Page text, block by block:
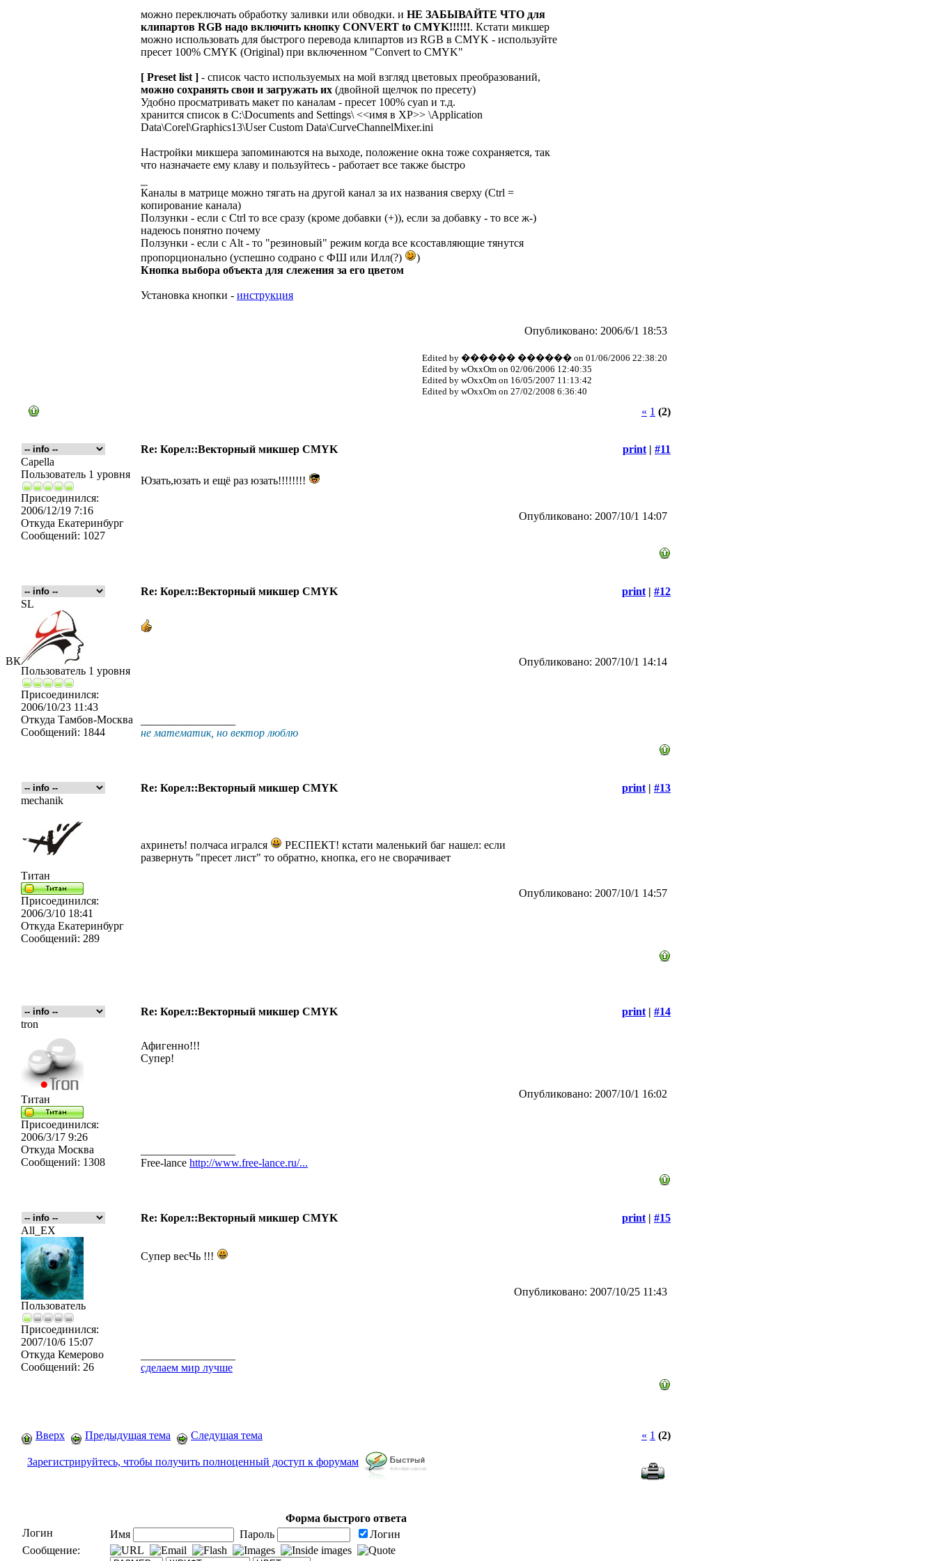
ВК
можно переключать обработку заливки или обводки. и НЕ ЗАБЫВАЙТЕ ЧТО для
клипартов RGB надо включить кнопку CONVERT to CMYK!!!!!!. Кстати микшер
можно использовать для быстрого перевода клипартов из RGB в CMYK - используйте
пресет 100% CMYK (Original) при включенном "Convert to CMYK"
[ Preset list ] - список часто используемых на мой взгляд цветовых преобразований,
можно сохранять свои и загружать их (двойной щелчок по пресету)
Удобно просматривать макет по каналам - пресет 100% cyan и т.д.
хранится список в C:\Documents and Settings\ <<имя в ХР>> \Application
Data\Corel\Graphics13\User Custom Data\CurveChannelMixer.ini
Настройки микшера запоминаются на выходе, положение окна тоже сохраняется, так
что назначаете ему клаву и пользуйтесь - работает все также быстро
НОВОЕ:
Каналы в матрице можно тягать на другой канал за их названия сверху (Ctrl =
копирование канала)
Ползунки - если с Ctrl то все сразу (кроме добавки (+)), если за добавку - то все ж-)
надеюсь понятно почему
Ползунки - если с Alt - то "резиновый" режим когда все ксоставляющие тянутся
пропорционально (успешно содрано с ФШ или Илл(?)
)
Кнопка выбора объекта для слежения за его цветом
Установка кнопки - инструкция
Опубликовано: 2006/6/1 18:53
Edited by ������ ������ on 01/06/2006 22:38:20
Edited by wOxxOm on 02/06/2006 12:40:35
Edited by wOxxOm on 16/05/2007 11:13:42
Edited by wOxxOm on 27/02/2008 6:36:40
« 1 (2)
Re: Корел::Векторный микшер CMYK print | #11
Capella
Пользователь 1 уровня
Присоединился:
2006/12/19 7:16
Откуда Екатеринбург
Сообщений: 1027
Юзать,юзать и ещё раз юзать!!!!!!!!
Опубликовано: 2007/10/1 14:07
Re: Корел::Векторный микшер CMYK print | #12
SL
Пользователь 1 уровня
Присоединился:
2006/10/23 11:43
Откуда Тамбов-Москва
Сообщений: 1844
Опубликовано: 2007/10/1 14:14
не математик, но вектор люблю
Re: Корел::Векторный микшер CMYK print | #13
mechanik
Титан
Присоединился:
2006/3/10 18:41
Откуда Екатеринбург
Сообщений: 289
ахринеть! полчаса игрался
РЕСПЕКТ! кстати маленький баг нашел: если
развернуть "пресет лист" то обратно, кнопка, его не сворачивает
Опубликовано: 2007/10/1 14:57
Re: Корел::Векторный микшер CMYK print | #14
tron
Титан
Присоединился:
2006/3/17 9:26
Откуда Москва
Сообщений: 1308
Афигенно!!!
Супер!
Опубликовано: 2007/10/1 16:02
Free-lance http://www.free-lance.ru/...
Re: Корел::Векторный микшер CMYK print | #15
All_EX
Пользователь
Присоединился:
2007/10/6 15:07
Откуда Кемерово
Сообщений: 26
Супер весЧь !!!
Опубликовано: 2007/10/25 11:43
сделаем мир лучше
Вверх Предыдущая тема Следущая тема « 1 (2)
Зарегистрируйтесь, чтобы получить полноценный доступ к форумам
Форма быстрого ответа
Логин
Имя Пароль
Логин
Сообщение: